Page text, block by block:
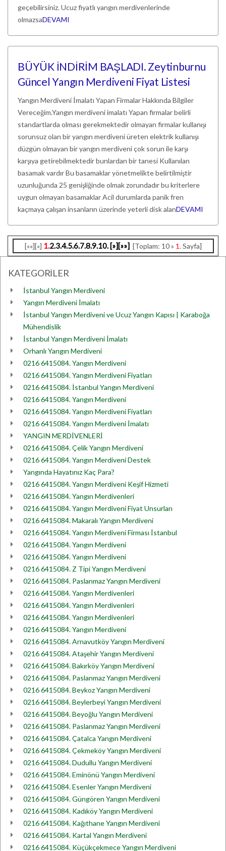
geçebilirsiniz. Ucuz fiyatlı yangın merdivenlerinde
olmazsaDEVAMI
BÜYÜK İNDİRİM BAŞLADI. Zeytinburnu
Güncel Yangın Merdiveni Fiyat Listesi
Yangın Merdiveni İmalatı Yapan Firmalar Hakkında Bilgiler
Vereceğim.Yangın merdiveni imalatı Yapan firmalar belirli
standartlarda olması gerekmektedir olmayan firmalar kullanışı
sorunsuz olan bir yangın merdiveni üreten elektrik kullanışı
düzgün olmayan bir yangın merdiveni çok sorun ile karşı
karşıya getirebilmektedir bunlardan bir tanesi Kullanılan
basamak vardır Bu basamaklar yönetmelikte belirtilmiştir
uzunluğunda 25 genişliğinde olmak zorundadır bu kriterlere
uygun olmayan basamaklar Acil durumlarda panik fren
kaçmaya çalışan insanların üzerinde yeterli disk alanDEVAMI
[««][«] 1.2.3.4.5.6.7.8.9.10.[»][»»] [Toplam: 10 » 1.Sayfa]
KATEGORİLER
İstanbul Yangın Merdiveni
Yangın Merdiveni İmalatı
İstanbul Yangın Merdiveni ve Ucuz Yangın Kapısı | Karaboğa
Mühendislik
İstanbul Yangın Merdiveni İmalatı
Orhanlı Yangın Merdiveni
0216 6415084. Yangın Merdiveni
0216 6415084. Yangın Merdiveni Fiyatları
0216 6415084. İstanbul Yangın Merdiveni
0216 6415084. Yangın Merdiveni
0216 6415084. Yangın Merdiveni Fiyatları
0216 6415084. Yangın Merdiveni İmalatı
YANGIN MERDİVENLERİ
0216 6415084. Çelik Yangın Merdiveni
0216 6415084. Yangın Merdiveni Destek
Yangında Hayatınız Kaç Para?
0216 6415084. Yangın Merdiveni Keşif Hizmeti
0216 6415084. Yangın Merdivenleri
0216 6415084. Yangın Merdiveni Fiyat Unsurları
0216 6415084. Makaralı Yangın Merdiveni
0216 6415084. Yangın Merdiveni Firması İstanbul
0216 6415084. Yangın Merdiveni
0216 6415084. Yangın Merdiveni
0216 6415084. Z Tipi Yangın Merdiveni
0216 6415084. Paslanmaz Yangın Merdiveni
0216 6415084. Yangın Merdivenleri
0216 6415084. Yangın Merdivenleri
0216 6415084. Yangın Merdivenleri
0216 6415084. Yangın Merdiveni
0216 6415084. Arnavutköy Yangın Merdiveni
0216 6415084. Ataşehir Yangın Merdiveni
0216 6415084. Bakırköy Yangın Merdiveni
0216 6415084. Paslanmaz Yangın Merdiveni
0216 6415084. Beykoz Yangın Merdiveni
0216 6415084. Beylerbeyi Yangın Merdiveni
0216 6415084. Beyoğlu Yangın Merdiveni
0216 6415084. Paslanmaz Yangın Merdiveni
0216 6415084. Çatalca Yangın Merdiveni
0216 6415084. Çekmeköy Yangın Merdiveni
0216 6415084. Dudullu Yangın Merdiveni
0216 6415084. Eminönü Yangın Merdiveni
0216 6415084. Esenler Yangın Merdiveni
0216 6415084. Güngören Yangın Merdiveni
0216 6415084. Kadıköy Yangın Merdiveni
0216 6415084. Kağıthane Yangın Merdiveni
0216 6415084. Kartal Yangın Merdiveni
0216 6415084. Küçükçekmece Yangın Merdiveni